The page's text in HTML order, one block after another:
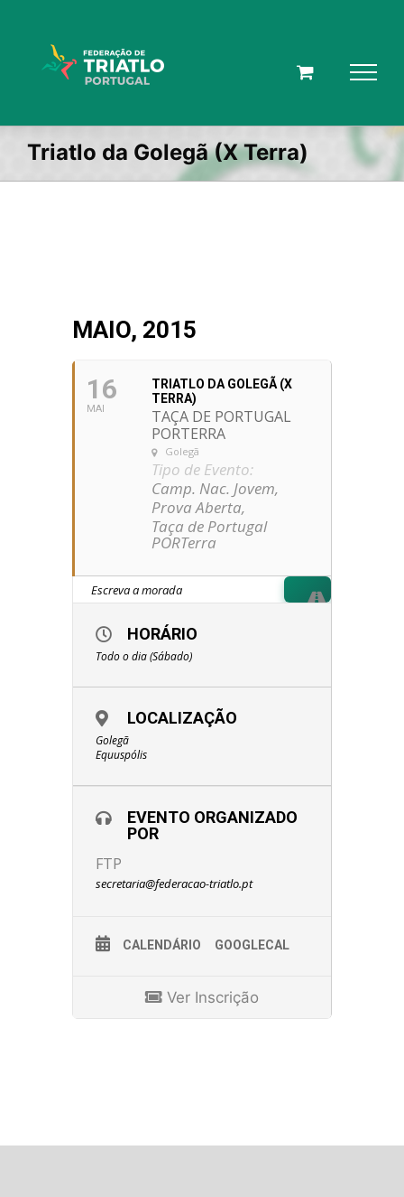
Triatlo da Golegã (X Terra)
MAIO, 2015
16
MAI
TRIATLO DA GOLEGÃ (X
TERRA)
TAÇA DE PORTUGAL
PORTERRA
Golegã
Tipo de Evento:
Camp. Nac. Jovem,
Prova Aberta,
Taça de Portugal
PORTerra
HORÁRIO
Todo o dia (Sábado)
LOCALIZAÇÃO
Golegã
Equuspólis
EVENTO ORGANIZADO
POR
FTP
secretaria@federacao-triatlo.pt
CALENDÁRIO GOOGLECAL
Ver Inscrição